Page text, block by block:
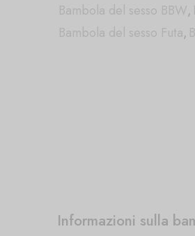
Bambola del sesso BBW,
Bambola del sesso Futa,
Informazioni sulla